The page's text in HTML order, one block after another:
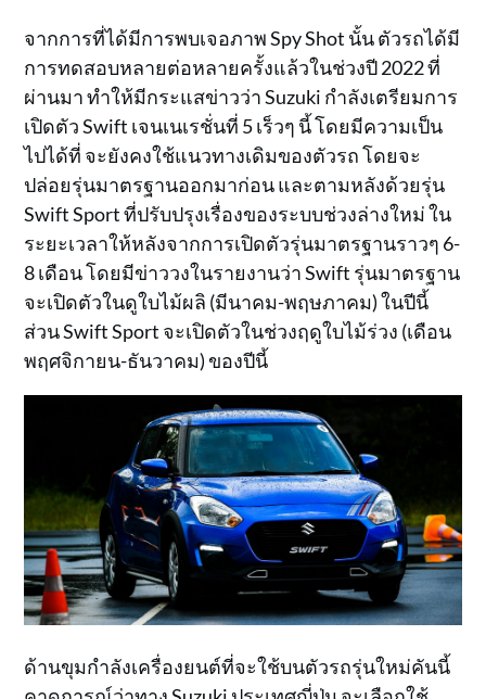
จากการที่ได้มีการพบเจอภาพ Spy Shot นั้น ตัวรถได้มี
การทดสอบหลายต่อหลายครั้งแล้วในช่วงปี 2022 ที่
ผ่านมา ทำให้มีกระแสข่าวว่า Suzuki กำลังเตรียมการ
เปิดตัว Swift เจนเนเรชั่นที่ 5 เร็วๆ นี้ โดยมีความเป็น
ไปได้ที่ จะยังคงใช้แนวทางเดิมของตัวรถ โดยจะ
ปล่อยรุ่นมาตรฐานออกมาก่อน และตามหลังด้วยรุ่น
Swift Sport ที่ปรับปรุงเรื่องของระบบช่วงล่างใหม่ ใน
ระยะเวลาให้หลังจากการเปิดตัวรุ่นมาตรฐานราวๆ 6-
8 เดือน โดยมีข่าววงในรายงานว่า Swift รุ่นมาตรฐาน
จะเปิดตัวในดูใบไม้ผลิ (มีนาคม-พฤษภาคม) ในปีนี้
ส่วน Swift Sport จะเปิดตัวในช่วงฤดูใบไม้ร่วง (เดือน
พฤศจิกายน-ธันวาคม) ของปีนี้
ด้านขุมกำลังเครื่องยนต์ที่จะใช้บนตัวรถรุ่นใหม่คันนี้